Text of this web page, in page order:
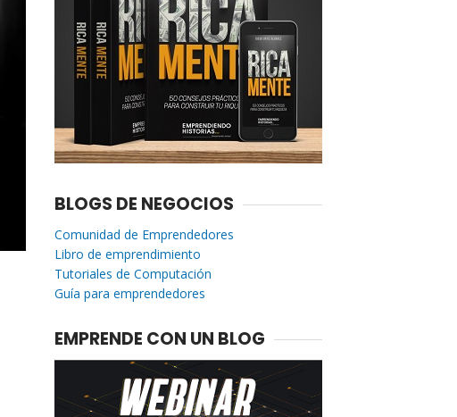
BLOGS DE NEGOCIOS
Comunidad de Emprendedores
Libro de emprendimiento
Tutoriales de Computación
Guía para emprendedores
EMPRENDE CON UN BLOG